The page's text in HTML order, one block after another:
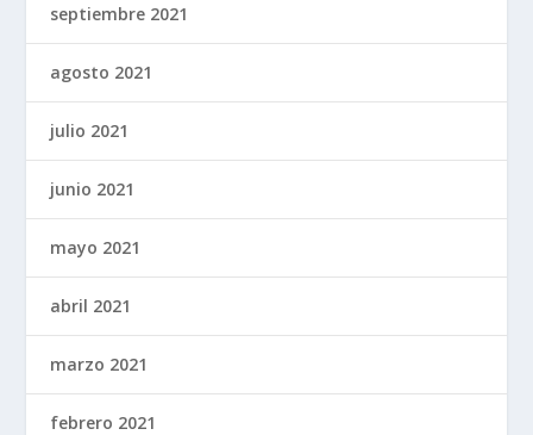
septiembre 2021
agosto 2021
julio 2021
junio 2021
mayo 2021
abril 2021
marzo 2021
febrero 2021